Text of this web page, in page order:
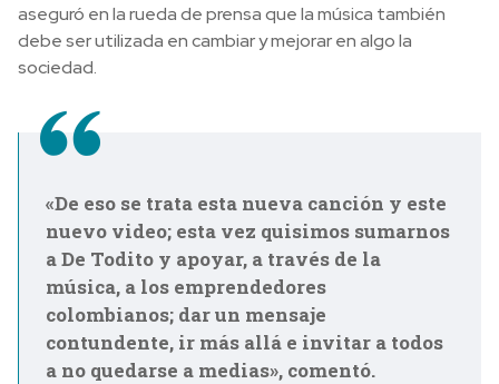
aseguró en la rueda de prensa que la música también
debe ser utilizada en cambiar y mejorar en algo la
sociedad.
«De eso se trata esta nueva canción y este
nuevo video; esta vez quisimos sumarnos
a De Todito y apoyar, a través de la
música, a los emprendedores
colombianos; dar un mensaje
contundente, ir más allá e invitar a todos
a no quedarse a medias», comentó.